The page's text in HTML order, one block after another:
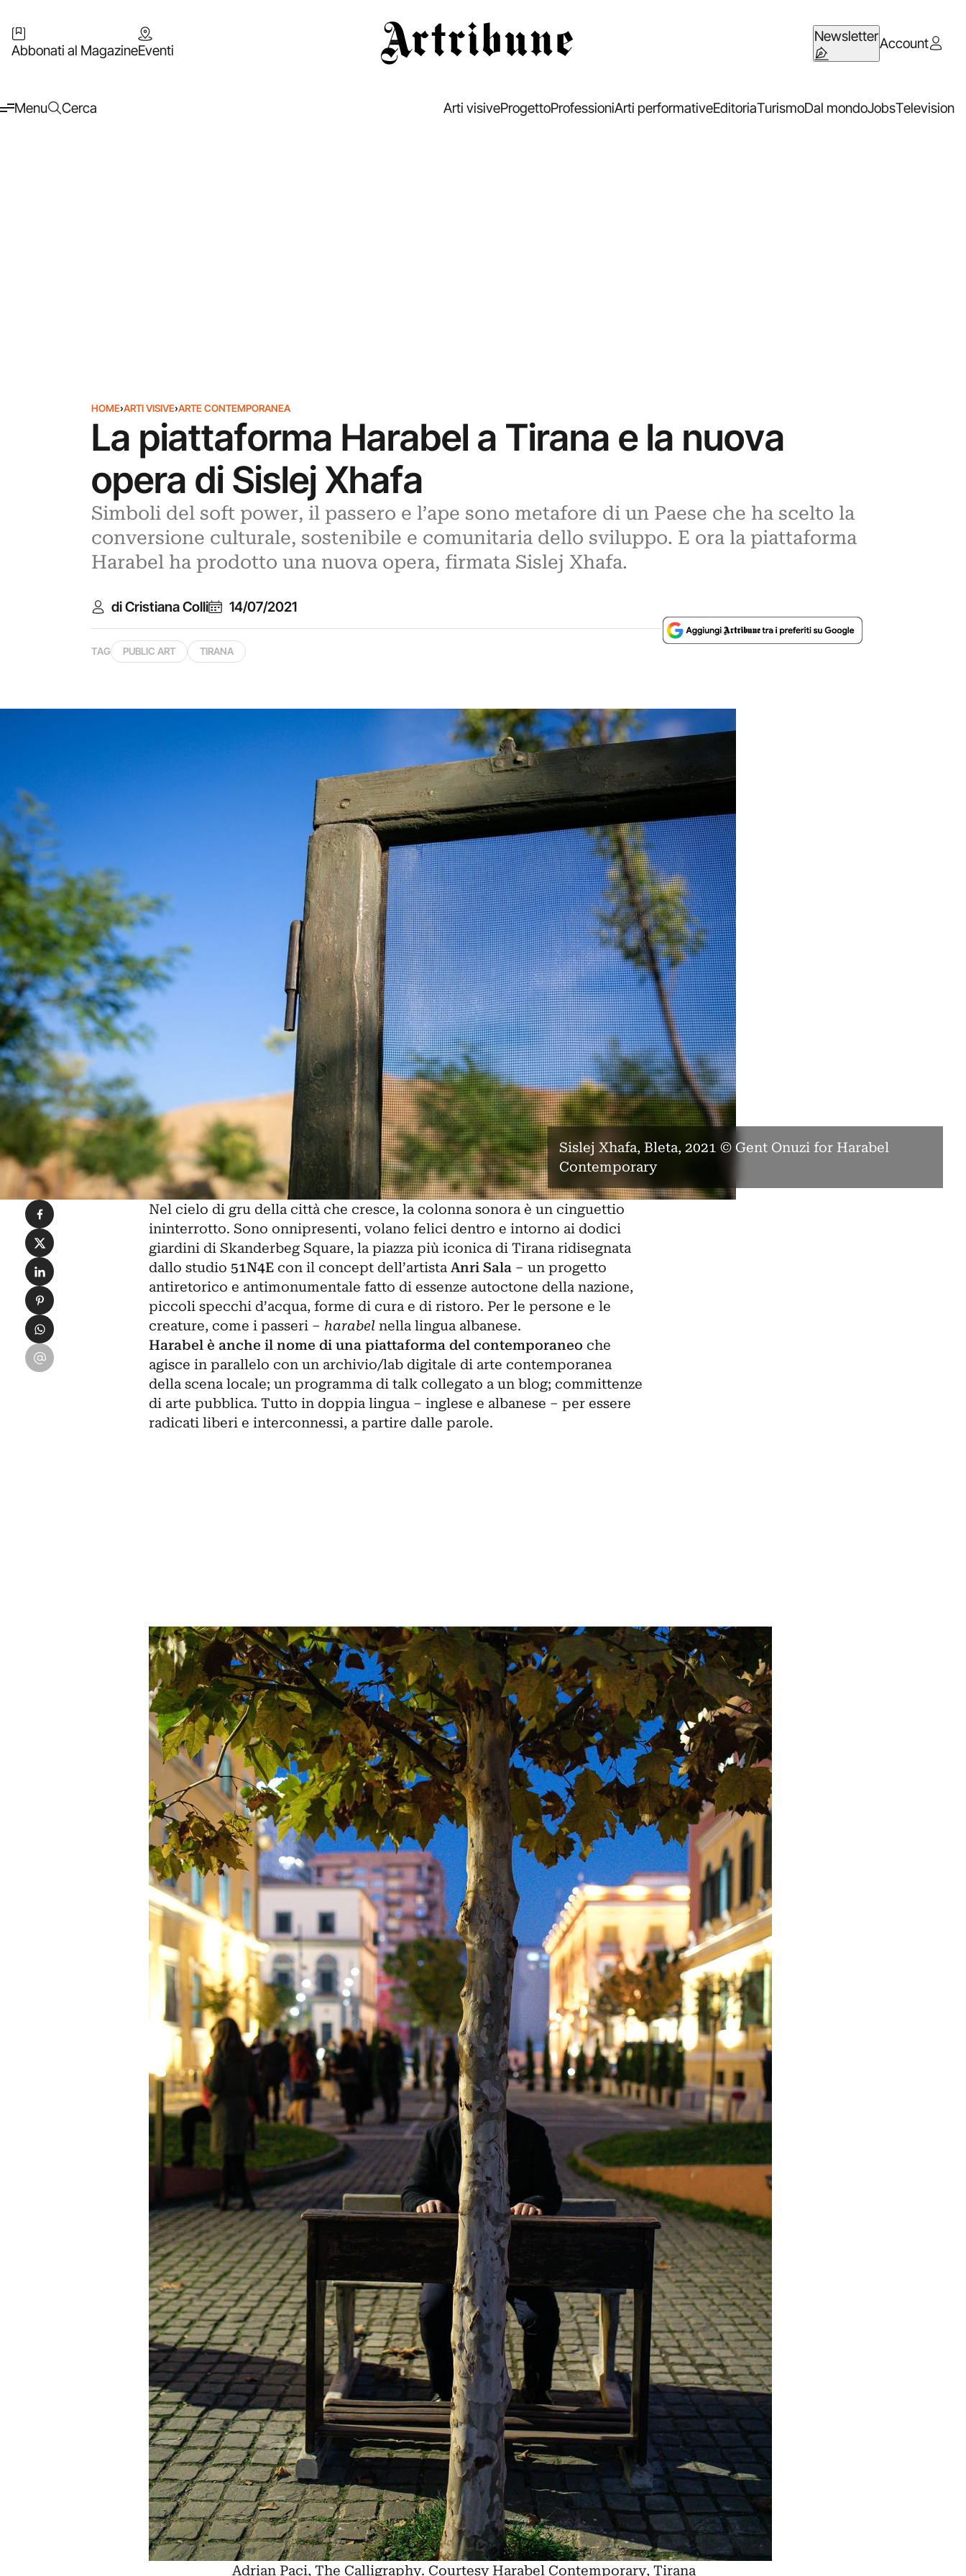
Abbonati al MagazineEventi
NewsletterAccount
Menu Cerca Arti visiveProgettoProfessioniArti performativeEditoriaTurismoDal mondoJobsTelevision
HOME›ARTI VISIVE›ARTE CONTEMPORANEA
La piattaforma Harabel a Tirana e la nuova
opera di Sislej Xhafa
Simboli del soft power, il passero e l’ape sono metafore di un Paese che ha scelto la
conversione culturale, sostenibile e comunitaria dello sviluppo. E ora la piattaforma
Harabel ha prodotto una nuova opera, firmata Sislej Xhafa.
di Cristiana Colli 14/07/2021
TAG PUBLIC ART TIRANA
Sislej Xhafa, Bleta, 2021 © Gent Onuzi for Harabel
Contemporary
Nel cielo di gru della città che cresce, la colonna sonora è un cinguettio
ininterrotto. Sono onnipresenti, volano felici dentro e intorno ai dodici
giardini di Skanderbeg Square, la piazza più iconica di Tiranaridisegnata
dallo studio 51N4Econ il concept dell’artistaAnri Sala– un progetto
antiretorico e antimonumentale fatto di essenze autoctone della nazione,
piccoli specchi d’acqua, forme di cura e di ristoro. Per le persone e le
creature, come i passeri – harabel nella lingua albanese.
Harabel è anche il nome di una piattaforma del contemporaneo che
agisce in parallelo con un archivio/lab digitale di arte contemporanea
della scena locale; un programma di talk collegato a un blog; committenze
di arte pubblica. Tutto in doppia lingua – inglese e albanese – per essere
radicati liberi e interconnessi, a partire dalle parole.
Adrian Paci, The Calligraphy. Courtesy Harabel Contemporary, Tirana
Condividi su Facebook
Condividi su X
Condividi su LinkedIn
Condividi su Pinterest
Condividi su WhatsApp
Condividi su Email